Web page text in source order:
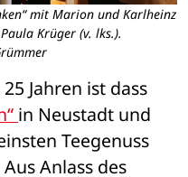
mit Marion und Karlheinz
Krüger (v. lks.).
Jahren ist dass
in Neustadt und
Teegenuss
Anlass des